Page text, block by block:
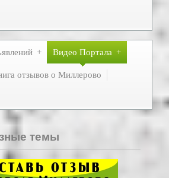
Видео Портала
отзывов о Миллерово
темы